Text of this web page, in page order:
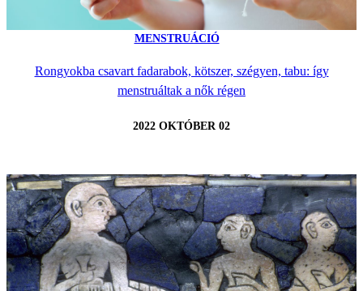
MENSTRUÁCIÓ
Rongyokba csavart fadarabok, kötszer, szégyen, tabu: így
menstruáltak a nők régen
2022 OKTÓBER 02